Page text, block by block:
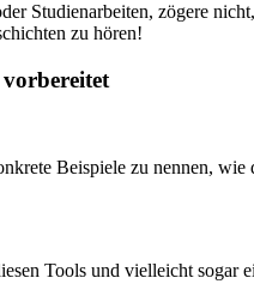
Studienarbeiten, zögere
zu hören!
Beispiele zu nennen, wie
Tools und vielleicht sogar